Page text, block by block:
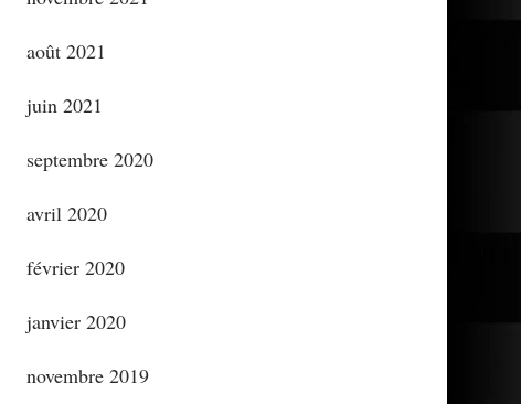
août 2021
juin 2021
septembre 2020
avril 2020
février 2020
janvier 2020
novembre 2019